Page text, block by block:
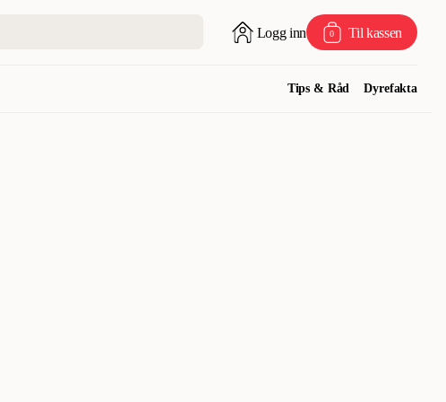
Logg inn 0 Til kassen
Tips & Råd Dyrefakta